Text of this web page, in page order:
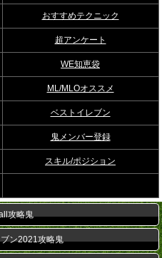
おすすめテクニック
超アンケート
WE知恵袋
ML/MLOオススメ
ベストイレブン
鬼メンバー登録
スキル/ポジション
攻略鬼
ン2021攻略鬼